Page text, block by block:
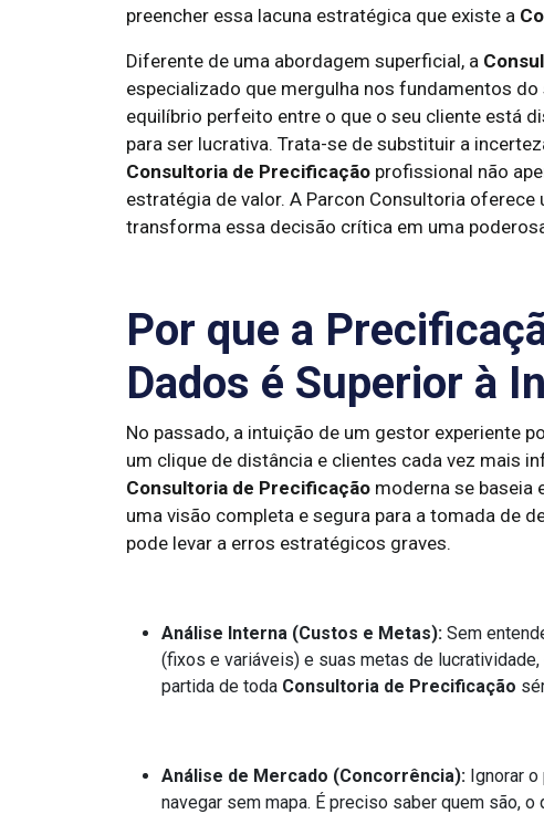
preencher essa lacuna estratégica que existe a
Diferente de uma abordagem superficial, a
especializado que mergulha nos fundamentos
equilíbrio perfeito entre o que o seu cliente está
para ser lucrativa. Trata-se de substituir a
Consultoria de Precificação profissional não
estratégia de valor. A Parcon Consultoria oferece
transforma essa decisão crítica em uma
Por que a
Dados é Superior à
No passado, a intuição de um gestor experiente
um clique de distância e clientes cada vez mais
Consultoria de Precificação moderna se baseia
uma visão completa e segura para a tomada de
pode levar a erros estratégicos graves.
Análise Interna (Custos e Metas): Sem
(fixos e variáveis) e suas metas de
partida de toda Consultoria de Precificação
Análise de Mercado (Concorrência): Ignorar
navegar sem mapa. É preciso saber quem são,